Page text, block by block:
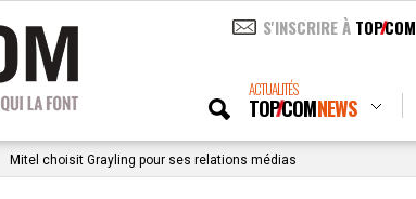
S'INSCRIRE À TOPCOM
ACTUALITÉS
TOPCOMNEWS
Mitel choisit Grayling pour ses relations médias